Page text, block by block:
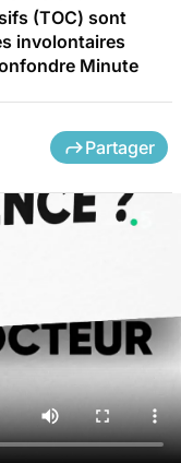
(TOC) sont
involontaires
Minute
Partager